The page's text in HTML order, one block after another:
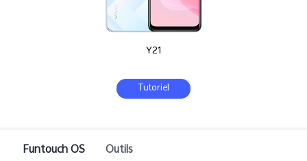
Y21
Tutoriel
Funtouch OS Outils